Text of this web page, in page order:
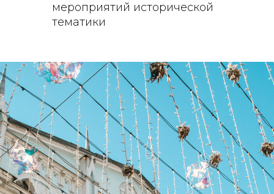
мероприятий исторической
тематики